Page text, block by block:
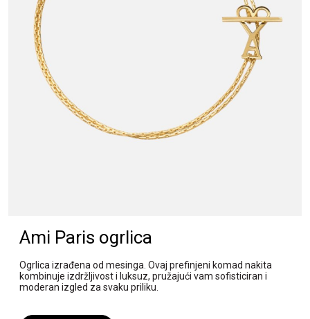
Ami Paris ogrlica
Ogrlica izrađena od mesinga. Ovaj prefinjeni komad nakita
kombinuje izdržljivost i luksuz, pružajući vam sofisticiran i
moderan izgled za svaku priliku.